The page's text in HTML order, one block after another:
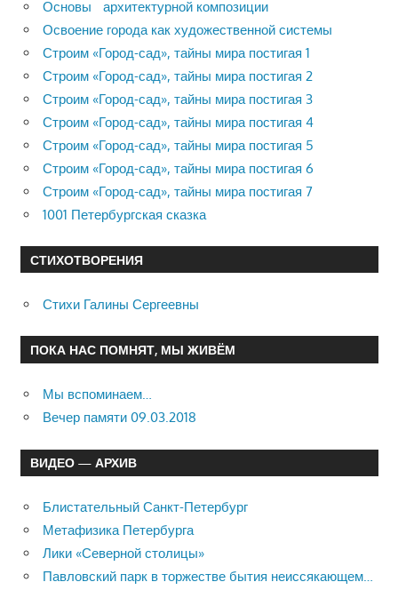
Основы архитектурной композиции
Освоение города как художественной системы
Строим «Город-сад», тайны мира постигая 1
Строим «Город-сад», тайны мира постигая 2
Строим «Город-сад», тайны мира постигая 3
Строим «Город-сад», тайны мира постигая 4
Строим «Город-сад», тайны мира постигая 5
Строим «Город-сад», тайны мира постигая 6
Строим «Город-сад», тайны мира постигая 7
1001 Петербургская сказка
СТИХОТВОРЕНИЯ
Стихи Галины Сергеевны
ПОКА НАС ПОМНЯТ, МЫ ЖИВЁМ
Мы вспоминаем…
Вечер памяти 09.03.2018
ВИДЕО — АРХИВ
Блистательный Санкт-Петербург
Метафизика Петербурга
Лики «Северной столицы»
Павловский парк в торжестве бытия неиссякающем…